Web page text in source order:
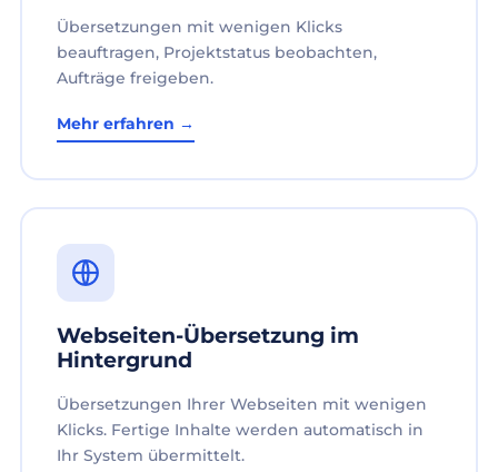
Übersetzungen mit wenigen Klicks
beauftragen, Projektstatus beobachten,
Aufträge freigeben.
Mehr erfahren →
Webseiten-Übersetzung im
Hintergrund
Übersetzungen Ihrer Webseiten mit wenigen
Klicks. Fertige Inhalte werden automatisch in
Ihr System übermittelt.